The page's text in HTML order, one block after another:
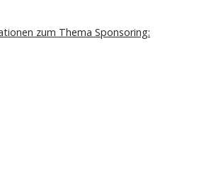
zum Thema Sponsoring: